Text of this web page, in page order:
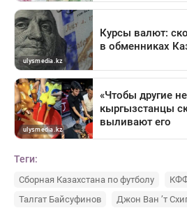
Теги:
Сборная Казахстана по футболу
Талгат Байсуфинов
Джон Ван ’т